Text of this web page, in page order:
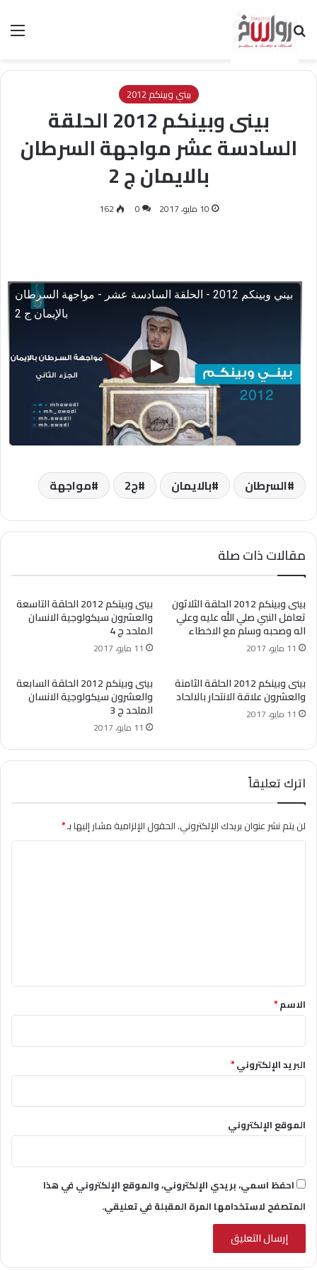
بحث عن
بيني وبينكم 2012
بينى وبينكم 2012 الحلقة
السادسة عشر مواجهة السرطان
بالايمان ج 2
10 مايو، 2017 0
162
بيني وبينكم 2012 - الحلقة السادسة عشر - مواجهة السرطان
بالإيمان ج 2
السرطان بالايمان ج2 مواجهة
مقالات ذات صلة
بينى وبينكم 2012 الحلقة الثلاثون
تعامل النبي صلي الله عليه وعلي
اله وصحبه وسلم مع الاخطاء
11 مايو، 2017
بينى وبينكم 2012 الحلقة التاسعة
والعشرون سيكولوجية الانسان
الملحد ج 4
11 مايو، 2017
بينى وبينكم 2012 الحلقة الثامنة
والعشرون علاقة الانتحار بالالحاد
11 مايو، 2017
بينى وبينكم 2012 الحلقة السابعة
والعشرون سيكولوجية الانسان
الملحد ج 3
11 مايو، 2017
اترك تعليقاً
لن يتم نشر عنوان بريدك الإلكتروني.الحقول الإلزامية مشار إليها بـ*
*الاسم*
البريد الإلكتروني*
الموقع الإلكتروني
احفظ اسمي، بريدي الإلكتروني، والموقع الإلكتروني في هذا
المتصفح لاستخدامها المرة المقبلة في تعليقي.